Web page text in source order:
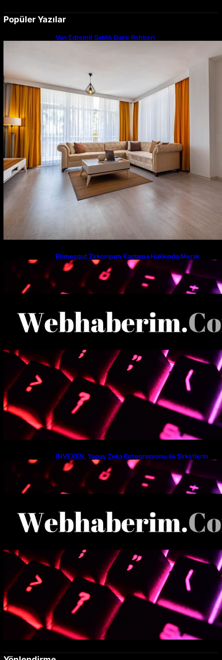
Popüler Yazılar
Van Edremit Satılık Daire Rehberi
Etimesgut Zirkonyum Kaplama Hakkında Merak
Edilenler
INVEXEN, Yapay Zeka Entegrasyonu ile Şirketlerin
Verimlilik Seviyesini Yeniden Tanımlıyor